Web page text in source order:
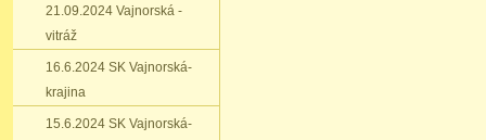
21.09.2024 Vajnorská -
vitráž
16.6.2024 SK Vajnorská-
krajina
15.6.2024 SK Vajnorská-